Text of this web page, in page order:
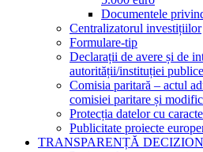
Documentele
Centralizatorul investițiilor
Formulare-tip
Declarații de avere și de
autorității/instituției publice
Comisia paritară – actul
comisiei paritare și
Protecția datelor cu
Publicitate proiecte
TRANSPARENȚĂ